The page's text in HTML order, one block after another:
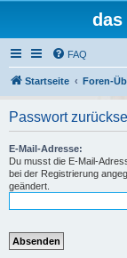
das
FAQ
Startseite Foren-
Passwort
E-Mail-Adresse:
Du musst die E-Mail-
bei der Registrierung
geändert.